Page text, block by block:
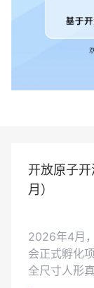
开放原子
月）
2026年4月
会正式孵化
全尺寸人形